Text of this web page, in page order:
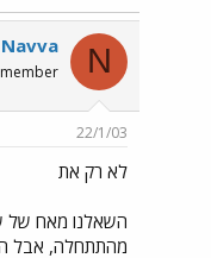
N
Navva
22/1/03
לא רק את
השאלנו מאח של